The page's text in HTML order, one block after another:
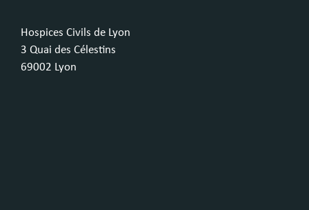
Hospices Civils de Lyon
3 Quai des Célestins
69002 Lyon